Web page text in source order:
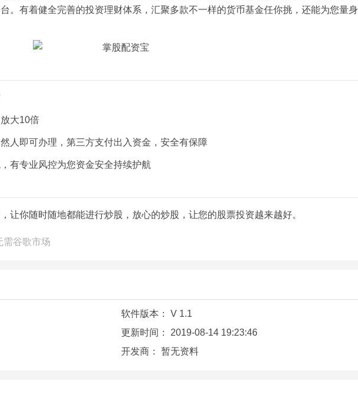
。有着健全完善的投资理财体系，汇聚多款不一样的货币基金任你挑，还能为您量身
大10倍
人即可办理，第三方支付出入资金，安全有保障
有专业风控为您资金安全持续护航
让你随时随地都能进行炒股，放心的炒股，让您的股票投资越来越好。
需谷歌市场
软件版本： V 1.1
更新时间： 2019-08-14 19:23:46
开发商： 暂无资料